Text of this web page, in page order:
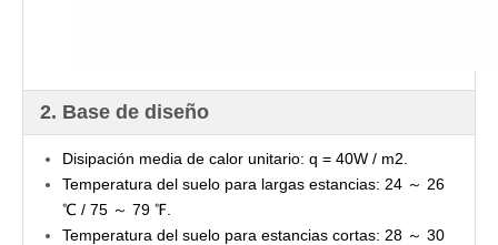
2. Base de diseño
Disipación media de calor unitario: q = 40W / m2.
Temperatura del suelo para largas estancias: 24 ～ 26
℃ / 75 ～ 79 ℉.
Temperatura del suelo para estancias cortas: 28 ～ 30